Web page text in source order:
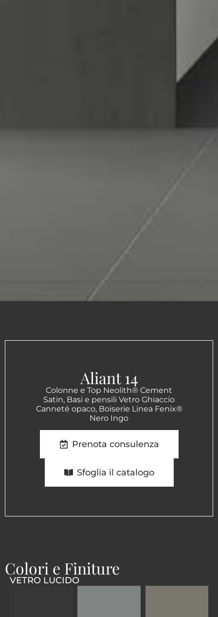
Aliant 14
Colonne e Top Neolith® Cement
Satin, Basi e pensili Vetro Ghiaccio
Canneté opaco, Boiserie Linea Fenix®
Nero Ingo
Prenota consulenza
Sfoglia il catalogo
Colori e Finiture
VETRO LUCIDO